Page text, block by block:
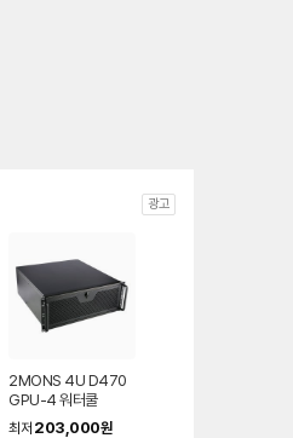
광고
2MONS 4U D470
GPU-4 워터쿨
최저 203,000원